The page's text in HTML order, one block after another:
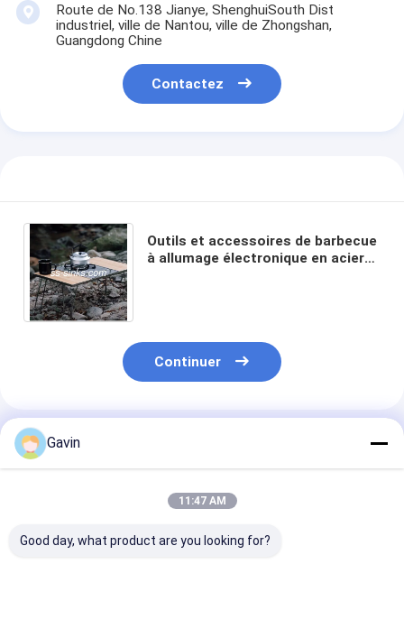
Route de No.138 Jianye, ShenghuiSouth Dist
industriel, ville de Nantou, ville de Zhongshan,
Guangdong Chine
Contactez
Outils et accessoires de barbecue
à allumage électronique en acier
Continuer
Produits Recommandés
Gavin
11:47 AM
Good day, what product are you looking for?